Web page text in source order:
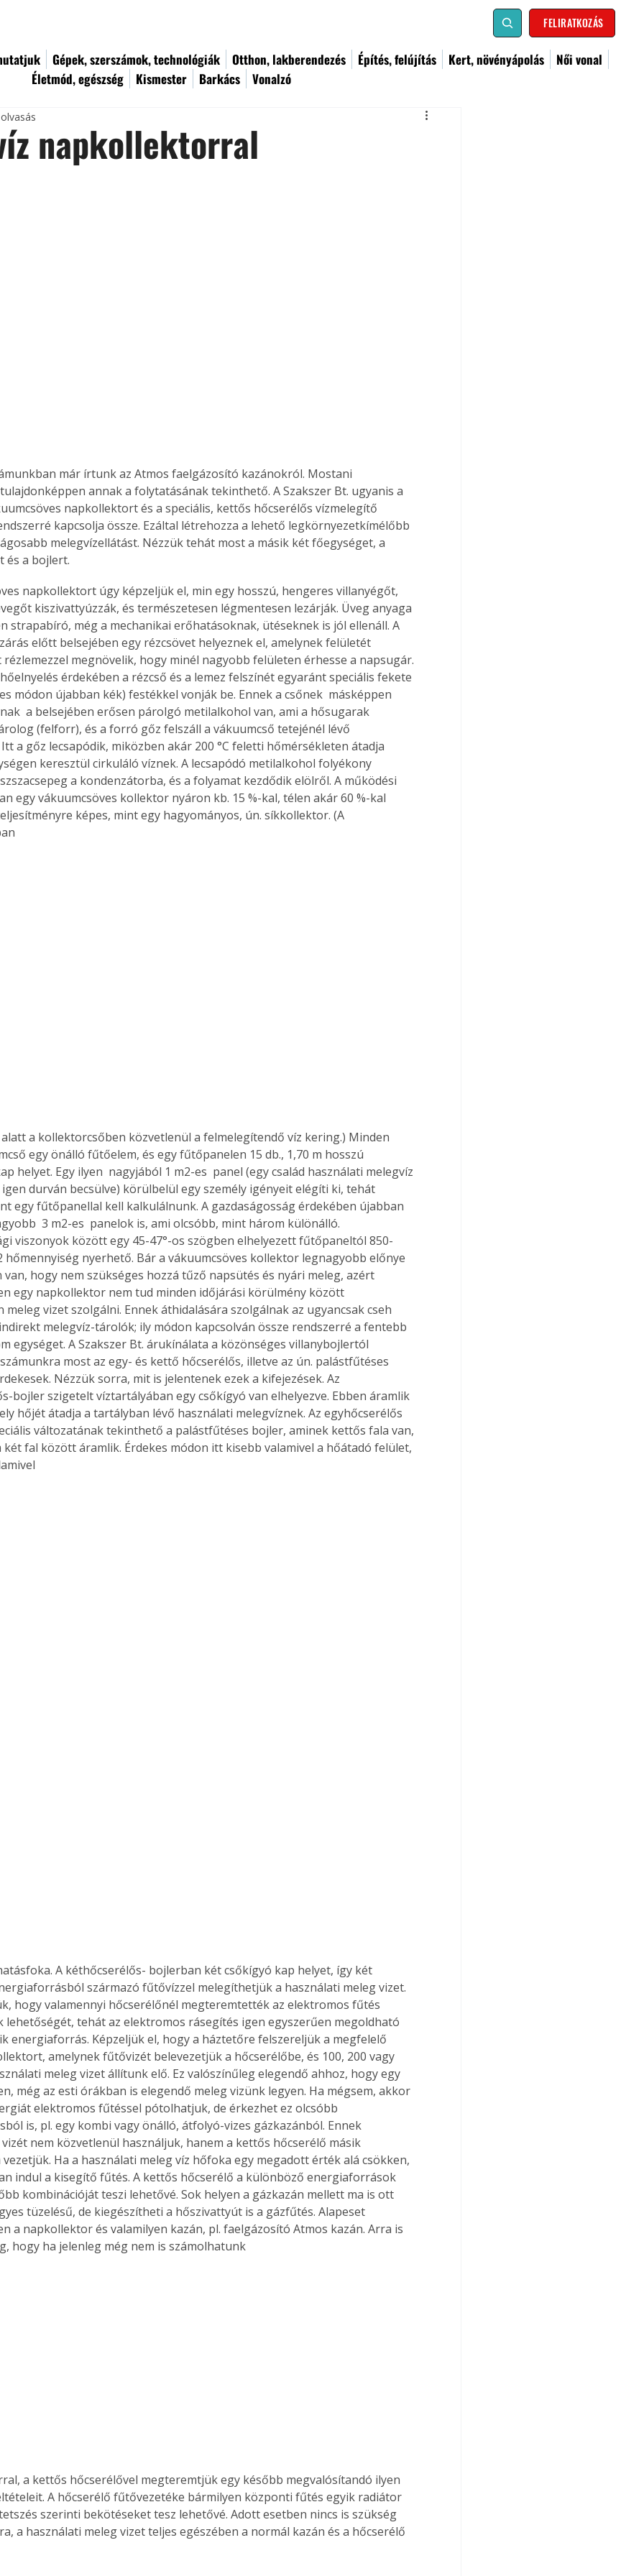
FELIRATKOZÁS
Gépek, szerszámok, technológiák Otthon, lakberendezés Építés, felújítás Kert, növényápolás
Női vonal
Életmód, egészség
Kismester Barkács Vonalzó
az
Old
új,
egyedi
Együtt jobban megéri!
Bővebb információ itt!
Együtt jobban megéri! A
könyvek tetszőleges
párosítással kedvezményes
áron, 0 Ft postaköltséggel
megrendelhetők!
Gyógyító növények: a
napkollektorral
már írtunk az Atmos faelgázosító kazánokról. Mostani
annak a folytatásának tekinthető. A Szakszer Bt. ugyanis a
napkollektort és a speciális, kettős hőcserélős vízmelegítő
kapcsolja össze. Ezáltal létrehozza a lehető legkörnyezetkímélőbb
melegvízellátást. Nézzük tehát most a másik két főegységet, a
és a bojlert.
napkollektort úgy képzeljük el, min egy hosszú, hengeres villanyégőt,
kiszivattyúzzák, és természetesen légmentesen lezárják. Üveg anyaga
strapabíró, még a mechanikai erőhatásoknak, ütéseknek is jól ellenáll. A
előtt belsejében egy rézcsövet helyeznek el, amelynek felületét
megnövelik, hogy minél nagyobb felületen érhesse a napsugár.
érdekében a rézcső és a lemez felszínét egyaránt speciális fekete
módon újabban kék) festékkel vonják be. Ennek a csőnek  másképpen
 a belsejében erősen párolgó metilalkohol van, ami a hősugarak
(felforr), és a forró gőz felszáll a vákuumcső tetejénél lévő
a gőz lecsapódik, miközben akár 200 °C feletti hőmérsékleten átadja
keresztül cirkuláló víznek. A lecsapódó metilalkohol folyékony
a kondenzátorba, és a folyamat kezdődik elölről. A működési
egy vákuumcsöves kollektor nyáron kb. 15 %-kal, télen akár 60 %-kal
képes, mint egy hagyományos, ún. síkkollektor. (A
egy önálló fűtőelem, és egy fűtőpanelen 15 db., 1,70 m hosszú
helyet. Egy ilyen  nagyjából 1 m2-es  panel (egy család használati melegvíz
durván becsülve) körülbelül egy személy igényeit elégíti ki, tehát
egy fűtőpanellal kell kalkulálnunk. A gazdaságosság érdekében újabban
 3 m2-es  panelok is, ami olcsóbb, mint három különálló.
viszonyok között egy 45-47°-os szögben elhelyezett fűtőpaneltól 850-
hőmennyiség nyerhető. Bár a vákuumcsöves kollektor legnagyobb előnye
van, hogy nem szükséges hozzá tűző napsütés és nyári meleg, azért
egy napkollektor nem tud minden időjárási körülmény között
meleg vizet szolgálni. Ennek áthidalására szolgálnak az ugyancsak cseh
melegvíz-tárolók; ily módon kapcsolván össze rendszerré a fentebb
egységet. A Szakszer Bt. árukínálata a közönséges villanybojlertól
most az egy- és kettő hőcserélős, illetve az ún. palástfűtéses
Nézzük sorra, mit is jelentenek ezek a kifejezések. Az
bojler szigetelt víztartályában egy csőkígyó van elhelyezve. Ebben áramlik
hőjét átadja a tartályban lévő használati melegvíznek. Az egyhőcserélős
változatának tekinthető a palástfűtéses bojler, aminek kettős fala van,
két fal között áramlik. Érdekes módon itt kisebb valamivel a hőátadó felület,
származó fűtővízzel melegíthetjük a használati meleg vizet.
hogy valamennyi hőcserélőnél megteremtették az elektromos fűtés
lehetőségét, tehát az elektromos rásegítés igen egyszerűen megoldható 
energiaforrás. Képzeljük el, hogy a háztetőre felszereljük a megfelelő
amelynek fűtővizét belevezetjük a hőcserélőbe, és 100, 200 vagy
meleg vizet állítunk elő. Ez valószínűleg elegendő ahhoz, hogy egy
még az esti órákban is elegendő meleg vizünk legyen. Ha mégsem, akkor
elektromos fűtéssel pótolhatjuk, de érkezhet ez olcsóbb
is, pl. egy kombi vagy önálló, átfolyó-vizes gázkazánból. Ennek
nem közvetlenül használjuk, hanem a kettős hőcserélő másik
Ha a használati meleg víz hőfoka egy megadott érték alá csökken,
indul a kisegítő fűtés. A kettős hőcserélő a különböző energiaforrások
kombinációját teszi lehetővé. Sok helyen a gázkazán mellett ma is ott
tüzelésű, de kiegészítheti a hőszivattyút is a gázfűtés. Alapeset
a napkollektor és valamilyen kazán, pl. faelgázosító Atmos kazán. Arra is
hogy ha jelenleg még nem is számolhatunk
A hőcserélő fűtővezetéke bármilyen központi fűtés egyik radiátor
tetszés szerinti bekötéseket tesz lehetővé. Adott esetben nincs is szükség
a használati meleg vizet teljes egészében a normál kazán és a hőcserélő